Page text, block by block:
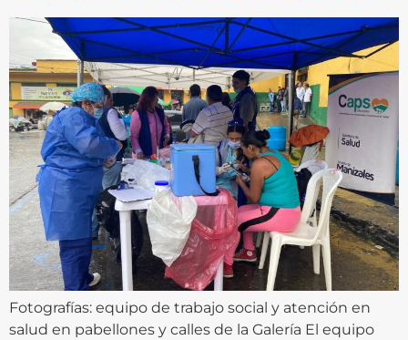
Fotografías: equipo de trabajo social y atención en
salud en pabellones y calles de la Galería El equipo